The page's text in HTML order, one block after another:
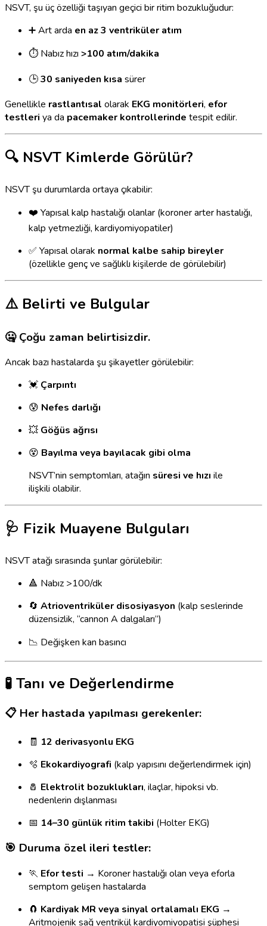
NSVT, şu üç özelliği taşıyan geçici bir ritim bozukluğudur:
➕ Art arda en az 3 ventriküler atım
⏱️ Nabız hızı >100 atım/dakika
🕒30 saniyeden kısa sürer
Genellikle rastlantısal olarak EKG monitörleri, efor
testleri ya da pacemaker kontrollerinde tespit edilir.
🔍 NSVT Kimlerde Görülür?
NSVT şu durumlarda ortaya çıkabilir:
❤️ Yapısal kalp hastalığı olanlar (koroner arter hastalığı,
kalp yetmezliği, kardiyomiyopatiler)
✅ Yapısal olarak normal kalbe sahip bireyler
(özellikle genç ve sağlıklı kişilerde de görülebilir)
⚠️ Belirti ve Bulgular
🤐 Çoğu zaman belirtisizdir.
Ancak bazı hastalarda şu şikayetler görülebilir:
💓 Çarpıntı
😰 Nefes darlığı
💥 Göğüs ağrısı
😵 Bayılma veya bayılacak gibi olma
NSVT’nin semptomları, atağın süresi ve hızı ile
ilişkili olabilir.
🩺 Fizik Muayene Bulguları
NSVT atağı sırasında şunlar görülebilir:
🔺 Nabız >100/dk
🔄 Atrioventriküler disosiyasyon (kalp seslerinde
düzensizlik, “cannon A dalgaları”)
📉 Değişken kan basıncı
🧪 Tanı ve Değerlendirme
📋 Her hastada yapılması gerekenler:
🧾 12 derivasyonlu EKG
🫧 Ekokardiyografi (kalp yapısını değerlendirmek için)
🧂 Elektrolit bozuklukları, ilaçlar, hipoksi vb.
nedenlerin dışlanması
📅 14–30 günlük ritim takibi (Holter EKG)
🎯 Duruma özel ileri testler:
🏃 Efor testi → Koroner hastalığı olan veya eforla
semptom gelişen hastalarda
🧲 Kardiyak MR veya sinyal ortalamalı EKG →
Aritmojenik sağ ventrikül kardiyomiyopatisi şüphesi